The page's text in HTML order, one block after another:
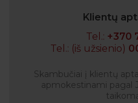
Klientų
Tel.: +370
Tel.: (iš užsienio)
Skambučiai į klientų
apmokestinami pagal